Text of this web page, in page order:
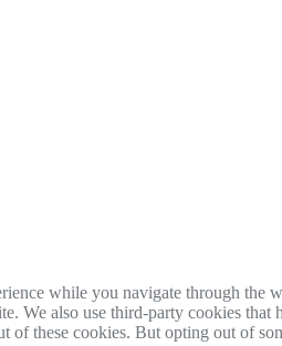
while you navigate through the
We also use third-party cookies
of these cookies. But opting out of